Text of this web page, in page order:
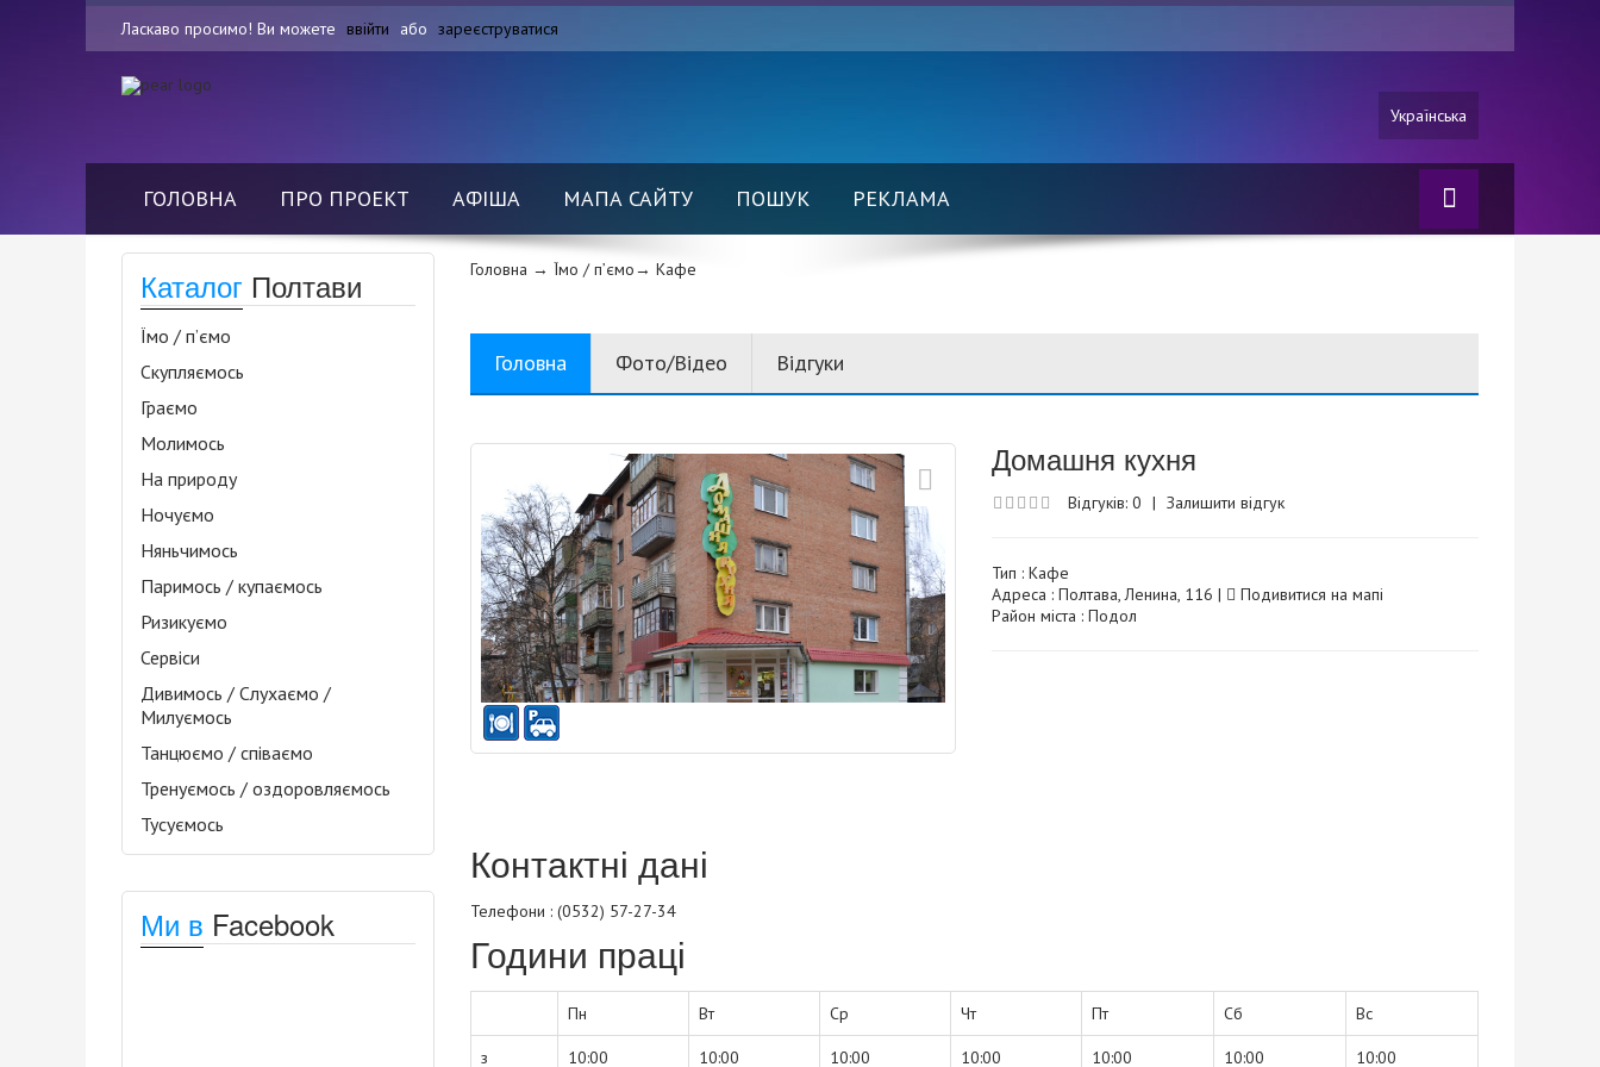
Ласкаво просимо! Ви можете ввійти або зареєструватися
Українська
ГОЛОВНА ПРО ПРОЕКТ АФІША МАПА САЙТУ ПОШУК РЕКЛАМА
Каталог Полтави
Їмо / п’ємо
Скупляємось
Граємо
Молимось
На природу
Ночуємо
Няньчимось
Паримось / купаємось
Ризикуємо
Сервіси
Дивимось / Слухаємо /
Милуємось
Танцюємо / співаємо
Тренуємось / оздоровляємось
Тусуємось
Ми в Facebook
Головна → Їмо / п’ємо→ Кафе
Головна Фото/Відео Відгуки
Домашня кухня
Відгуків: 0 | Залишити відгук
Тип :Кафе
Адреса : Полтава, Ленина, 116 |
Подивитися на мапі
Район міста : Подол
Контактні дані
Телефони : (0532) 57-27-34
Години праці
Пн Вт Ср Чт Пт Сб Вс
з 10:00 10:00 10:00 10:00 10:00 10:00 10:00